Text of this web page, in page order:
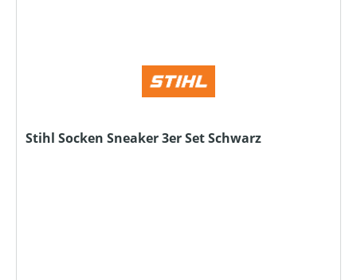
Stihl Socken Sneaker 3er Set Schwarz